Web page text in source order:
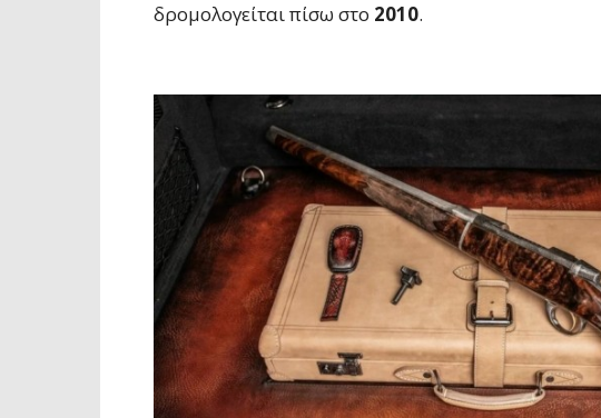
δρομολογείται πίσω στο 2010.